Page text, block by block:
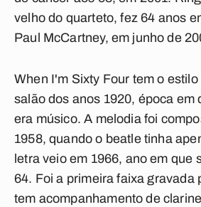
velho do quarteto, fez 64 anos
Paul McCartney, em junho de
When I'm Sixty Four tem o
salão dos anos 1920, época em
era músico. A melodia foi
1958, quando o beatle tinha
letra veio em 1966, ano em que
64. Foi a primeira faixa gravada
tem acompanhamento de